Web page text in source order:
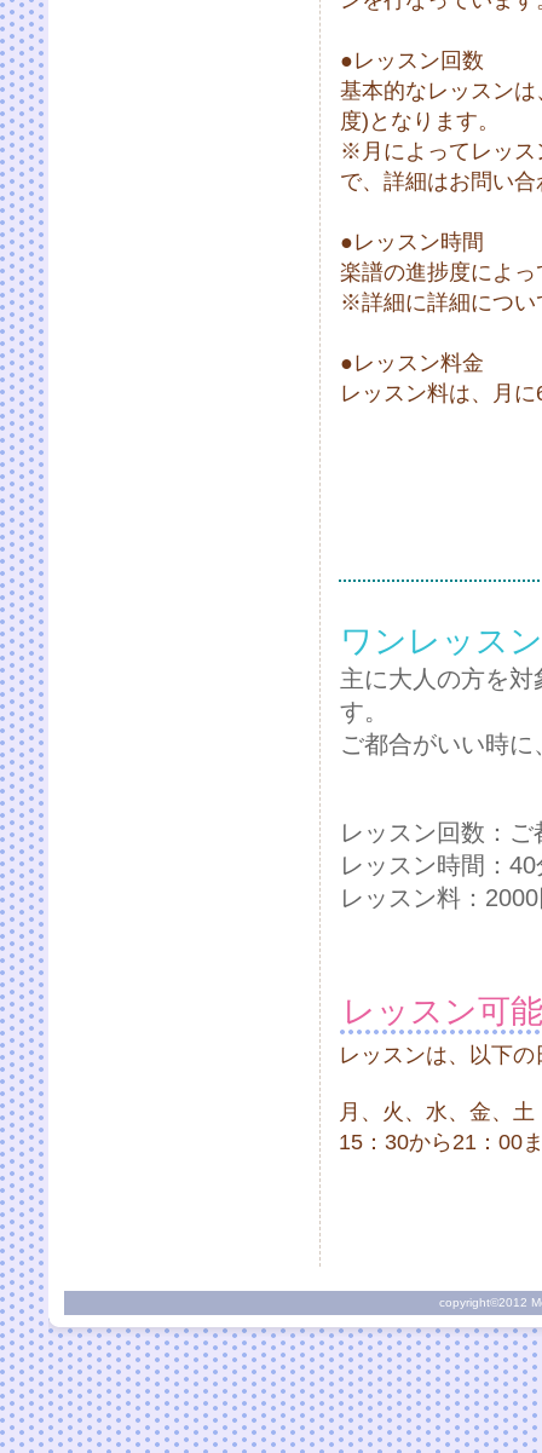
●レッスン回数
基本的なレッスン
度)となります。
※月によってレッス
で、詳細はお問い
●レッスン時間
楽譜の進捗度によ
※詳細に詳細につい
●レッスン料金
レッスン料は、月
ワンレッス
主に大人の方を
す。
ご都合がいい時
レッスン回数：
レッスン時間：40
レッスン料：
レッスン可
レッスンは、以下
月、火、水、金、土
15：30から21：00
copyright©2012